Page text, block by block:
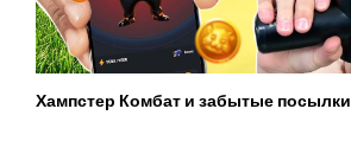
Хампстер Комбат и забытые посылки